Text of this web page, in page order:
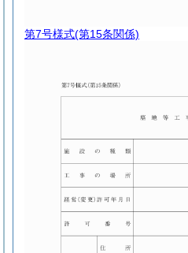
第7号様式(第15条関係)